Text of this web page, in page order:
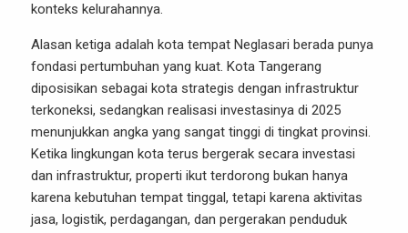
konteks kelurahannya.
Alasan ketiga adalah kota tempat Neglasari berada punya
fondasi pertumbuhan yang kuat. Kota Tangerang
diposisikan sebagai kota strategis dengan infrastruktur
terkoneksi, sedangkan realisasi investasinya di 2025
menunjukkan angka yang sangat tinggi di tingkat provinsi.
Ketika lingkungan kota terus bergerak secara investasi
dan infrastruktur, properti ikut terdorong bukan hanya
karena kebutuhan tempat tinggal, tetapi karena aktivitas
jasa, logistik, perdagangan, dan pergerakan penduduk